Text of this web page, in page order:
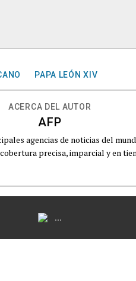
PAPA LEÓN XIV
ACERCA DEL AUTOR
AFP
agencias de noticias del
precisa, imparcial y en
...